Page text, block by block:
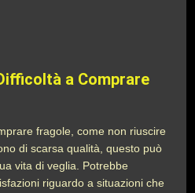
a Comprare
fragole, come non riuscire
di scarsa qualità, questo può
vita di veglia. Potrebbe
riguardo a situazioni che